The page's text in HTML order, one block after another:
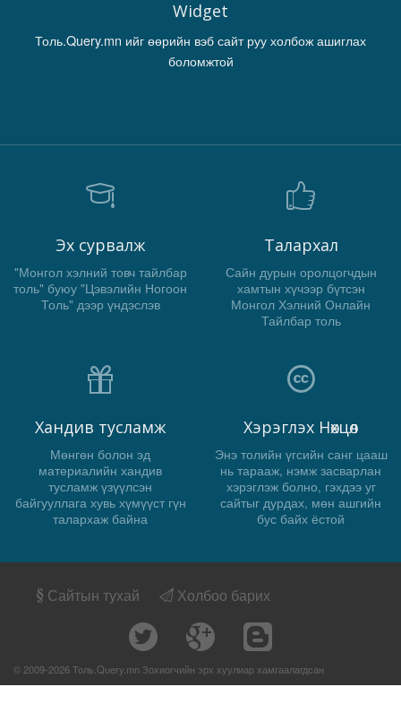
Widget
Толь.Query.mn ийг өөрийн вэб сайт руу холбож ашиглах
боломжтой
Эх сурвалж
"Монгол хэлний товч тайлбар
толь" буюу "Цэвэлийн Ногоон
Толь" дээр үндэслэв
Талархал
Сайн дурын оролцогчдын
хамтын хүчээр бүтсэн
Монгол Хэлний Онлайн
Тайлбар толь
Хандив тусламж
Мөнгөн болон эд
материалийн хандив
тусламж үзүүлсэн
байгууллага хувь хүмүүст гүн
талархаж байна
Хэрэглэх Нөхцөл
Энэ толийн үгсийн санг цааш
нь тарааж, нэмж засварлан
хэрэглэж болно, гэхдээ уг
сайтыг дурдах, мөн ашгийн
бус байх ёстой
Сайтын тухай Холбоо барих
© 2009-2026 Толь.Query.mn Зохиогчийн эрх хуулиар хамгаалагдсан